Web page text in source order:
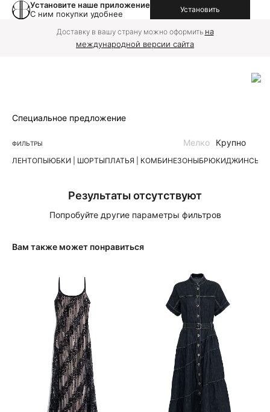
Установите наше приложение
С ним покупки удобнее
Установить
Доставку в вашу страну можно оформить на
международной версии сайта
Специальное предложение
ФИЛЬТРЫ
ЛЕНТОПЫЮБКИ | ШОРТЫПЛАТЬЯ | КОМБИНЕЗОНЫБРЮКИДЖИНСЫ
Мелко Крупно
Результаты отсутствуют
Попробуйте другие параметры фильтров
Вам также может понравиться